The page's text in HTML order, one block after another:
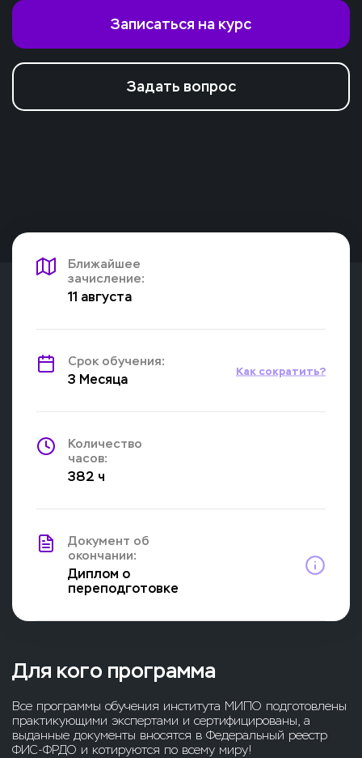
Записаться на курс
Задать вопрос
Ближайшее
зачисление:
11 августа
Как сократить?
Срок обучения:
3 Месяца
Количество
часов:
382 ч
Документ об
окончании:
Диплом о
переподготовке
Для кого программа
Все программы обучения института МИПО подготовлены
практикующими экспертами и сертифицированы, а
выданные документы вносятся в Федеральный реестр
ФИС-ФРДО и котируются по всему миру!